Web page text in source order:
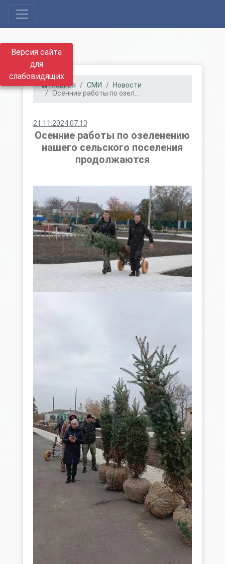
Версия сайта
для
слабовидящих
Главная СМИ
Новости
Осенние работы по озел...
21.11.2024 07:13
Осенние работы по озеленению
нашего сельского поселения
продолжаются